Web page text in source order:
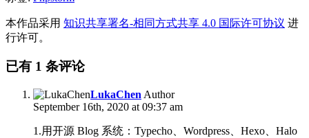
本作品采用 知识共享署名-相同方式共享 4.0 国际许可协议 进
行许可。
已有 1 条评论
LukaChen Author
September 16th, 2020 at 09:37 am
1.用开源 Blog 系统：Typecho、Wordpress、Hexo、Halo